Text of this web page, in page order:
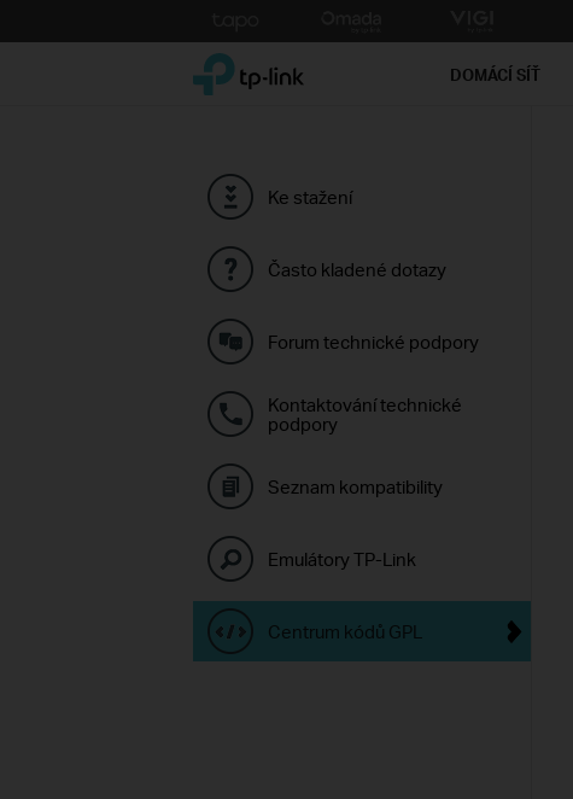
to
TP-Link, Reliably Smart DOMÁCÍ SÍŤ
Ke stažení
Často kladené dotazy
Forum technické podpory
Kontaktování technické
podpory
Seznam kompatibility
Emulátory TP-Link
Centrum kódů GPL